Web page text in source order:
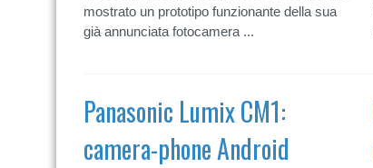
mostrato un prototipo funzionante della sua
già annunciata fotocamera ...
Panasonic Lumix CM1:
camera-phone Android